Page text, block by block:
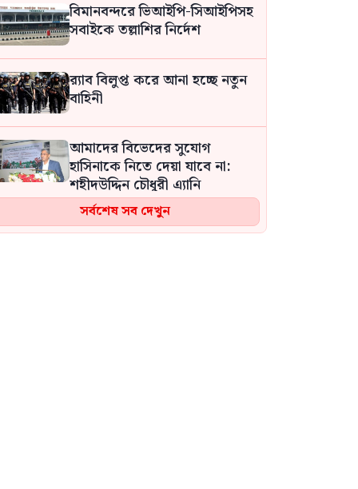
বিমানবন্দরে ভিআইপি-সিআইপিসহ
সবাইকে তল্লাশির নির্দেশ
র‍্যাব বিলুপ্ত করে আনা হচ্ছে নতুন
বাহিনী
আমাদের বিভেদের সুযোগ
হাসিনাকে নিতে দেয়া যাবে না:
শহীদউদ্দিন চৌধুরী এ্যানি
এনসিপির পরিণতিও ফ্রিডম পার্টির
সর্বশেষ সব দেখুন